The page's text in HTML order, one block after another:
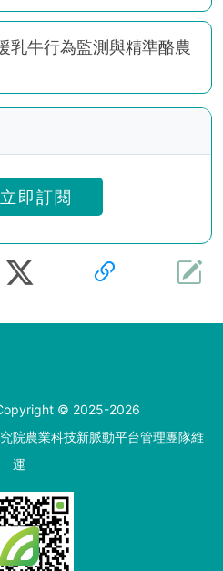
乳牛行為監測與精準酪農
立即訂閱
© 2025-2026
院農業科技新脈動平台管理團隊維
運